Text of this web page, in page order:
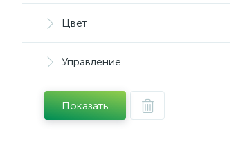
Цвет
Управление
Показать